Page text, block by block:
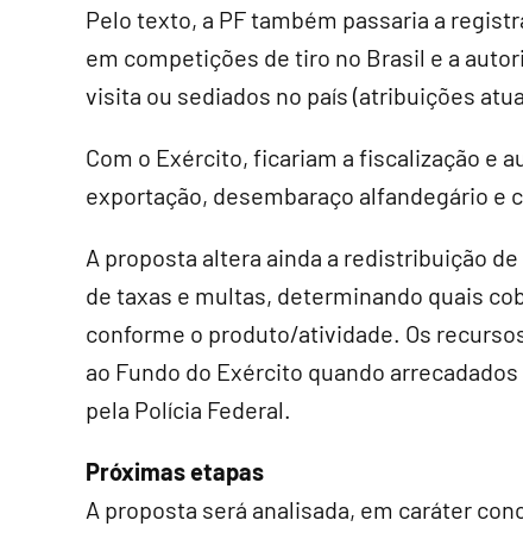
Pelo texto, a PF também passaria a
em competições de tiro no Brasil e a
visita ou sediados no país (atribuições
Com o Exército, ficariam a fiscalização e
exportação, desembaraço alfandegário e
A proposta altera ainda a redistribuição
de taxas e multas, determinando quais
conforme o produto/atividade. Os
ao Fundo do Exército quando
pela Polícia Federal.
Próximas etapas
A proposta será analisada, em caráter